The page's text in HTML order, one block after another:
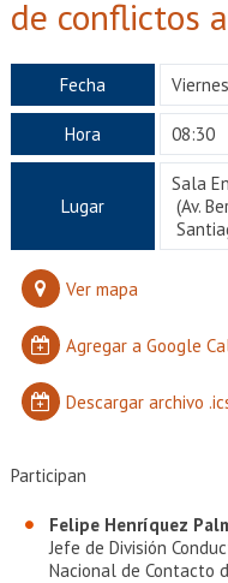
Académicos
Egresados
de conflictos
Fecha
Hora 08:30
Lugar
Sala
(Av.
Ver mapa
Agregar a Google
Descargar archivo
Participan
Felipe Henríquez
Jefe de División
Nacional de Contacto